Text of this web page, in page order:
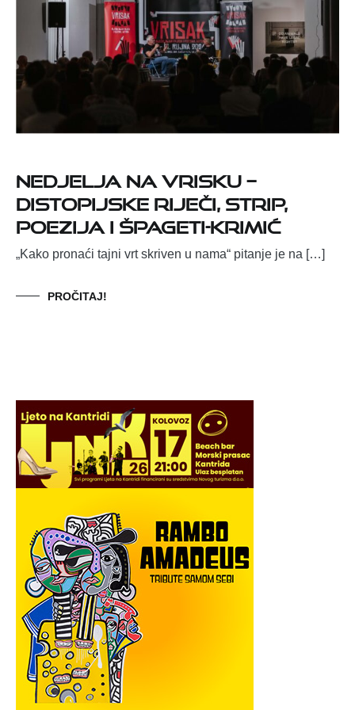
Nedjelja na Vrisku –
Distopijske riječi, strip,
poezija i špageti-krimić
„Kako pronaći tajni vrt skriven u nama“ pitanje je na […]
PROČITAJ!